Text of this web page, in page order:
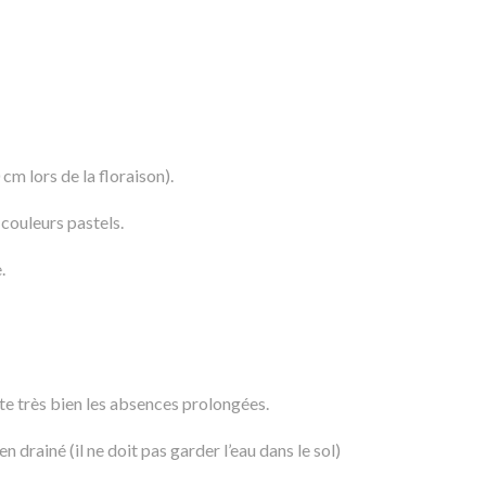
lors de la floraison).
pastels.
très bien les absences prolongées.
drainé (il ne doit pas garder l’eau dans le sol)